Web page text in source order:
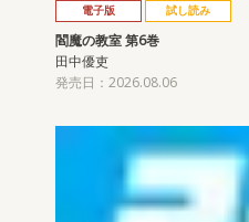
電子版 試し読み
閻魔の教室 第6巻
田中優吏
発売日：2026.08.06